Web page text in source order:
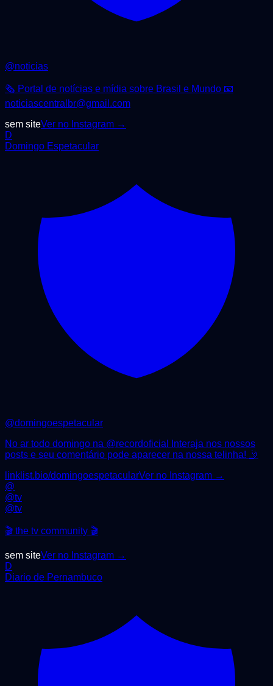
@noticias
🗞️ Portal de notícias e mídia sobre Brasil e Mundo 📧
noticiascentralbr@gmail.com
sem siteVer no Instagram →
D
Domingo Espetacular
@domingoespetacular
No ar todo domingo na @recordoficial Interaja nos nossos
posts e seu comentário pode aparecer na nossa telinha! 🤳
linklist.bio/domingoespetacularVer no Instagram →
@
@tv
@tv
🎬 the tv community 🎬
sem siteVer no Instagram →
D
Diario de Pernambuco